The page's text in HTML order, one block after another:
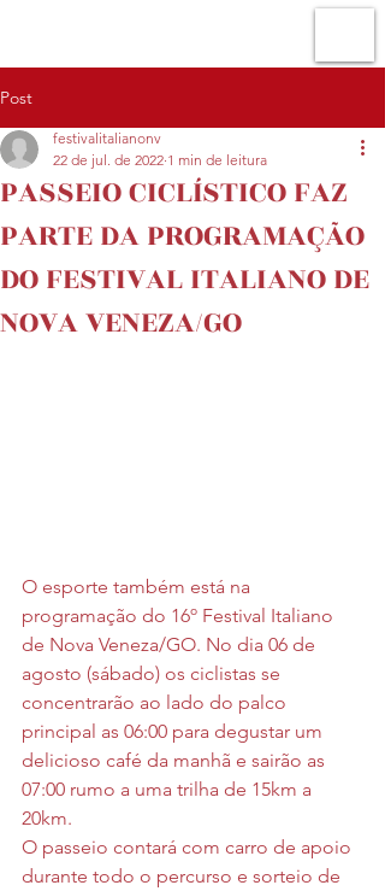
Post
PASSEIO CICLÍSTICO FAZ
PARTE DA PROGRAMAÇÃO
DO FESTIVAL ITALIANO DE
NOVA VENEZA/GO
festivalitalianonv
22 de jul. de 2022 1 min de leitura
O esporte também está na
programação do 16º Festival Italiano
de Nova Veneza/GO. No dia 06 de
agosto (sábado) os ciclistas se
concentrarão ao lado do palco
principal as 06:00 para degustar um
delicioso café da manhã e sairão as
07:00 rumo a uma trilha de 15km a
20km.
O passeio contará com carro de apoio
durante todo o percurso e sorteio de